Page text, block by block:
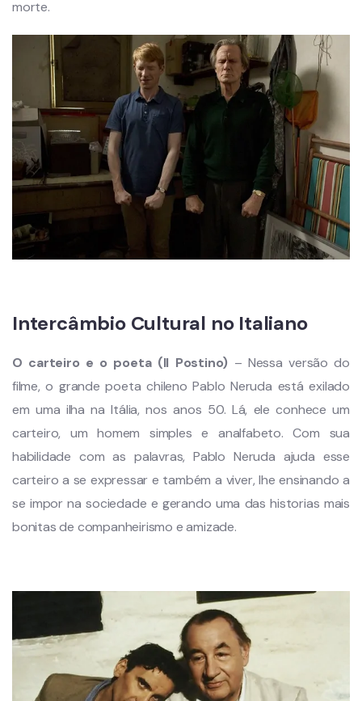
morte.
Intercâmbio Cultural no Italiano
O carteiro e o poeta (Il Postino) – Nessa versão do
filme, o grande poeta chileno Pablo Neruda está exilado
em uma ilha na Itália, nos anos 50. Lá, ele conhece um
carteiro, um homem simples e analfabeto. Com sua
habilidade com as palavras, Pablo Neruda ajuda esse
carteiro a se expressar e também a viver, lhe ensinando a
se impor na sociedade e gerando uma das historias mais
bonitas de companheirismo e amizade.